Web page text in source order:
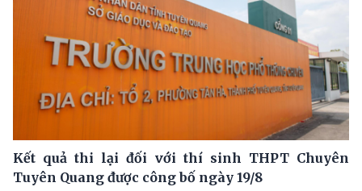
Kết quả thi lại đối với thí sinh THPT Chuyên
Tuyên Quang được công bố ngày 19/8